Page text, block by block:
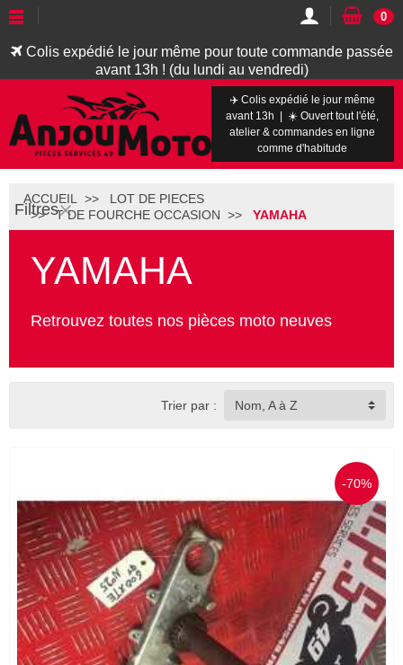
Colis expédié le jour même pour toute commande passée
avant 13h ! (du lundi au vendredi)
0
✈️ Colis expédié le jour même
avant 13h | ☀️ Ouvert tout l'été,
atelier & commandes en ligne
comme d'habitude
Filtres
ACCUEIL
LOT DE PIECES
T DE FOURCHE OCCASION
YAMAHA
YAMAHA
Retrouvez toutes nos pièces moto neuves
Trier par : Nom, A à Z
-70%